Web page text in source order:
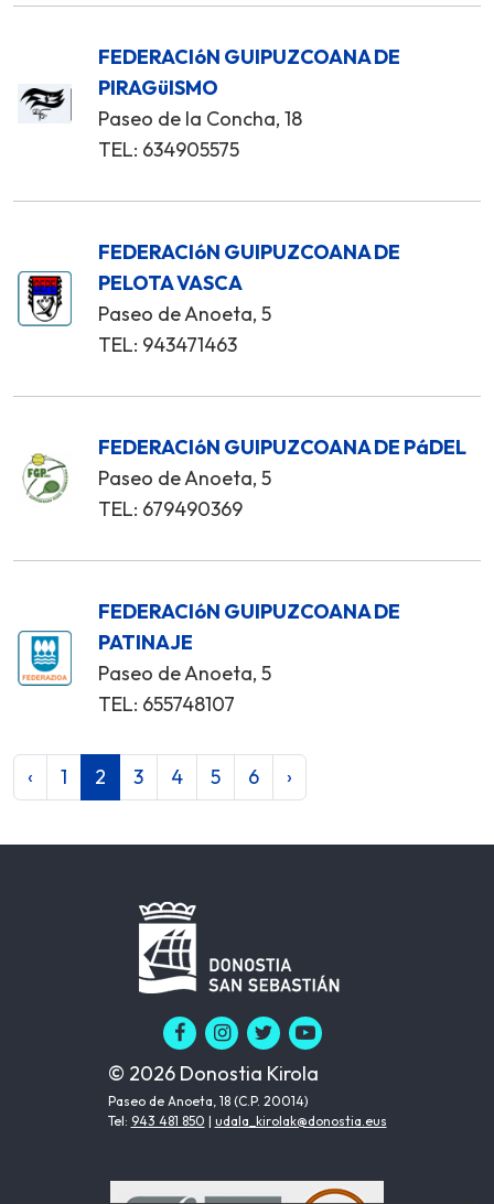
FEDERACIóN GUIPUZCOANA DE
PIRAGüISMO
Paseo de la Concha, 18
TEL: 634905575
FEDERACIóN GUIPUZCOANA DE
PELOTA VASCA
Paseo de Anoeta, 5
TEL: 943471463
FEDERACIóN GUIPUZCOANA DE PáDEL
Paseo de Anoeta, 5
TEL: 679490369
FEDERACIóN GUIPUZCOANA DE
PATINAJE
Paseo de Anoeta, 5
TEL: 655748107
‹ 1 2 3 4 5 6 ›
© 2026 Donostia Kirola
Paseo de Anoeta, 18 (C.P. 20014)
Tel: 943 481 850 | udala_kirolak@donostia.eus